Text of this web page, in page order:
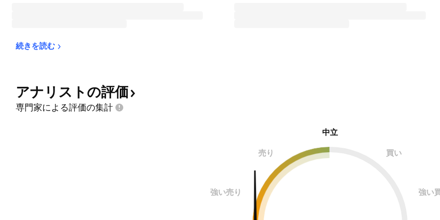
続きを読む
アナリストの評価
専門家による評価の集計
中立
売り 買い
強い売り 強い